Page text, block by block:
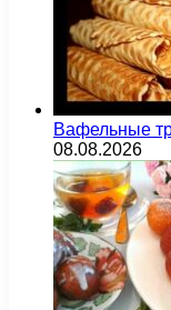
Вафельные
08.08.2026